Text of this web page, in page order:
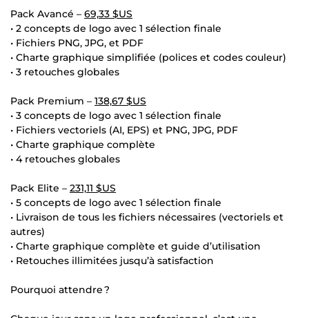
Pack Avancé – 69,33 $US
• 2 concepts de logo avec 1 sélection finale
• Fichiers PNG, JPG, et PDF
• Charte graphique simplifiée (polices et codes couleur)
• 3 retouches globales
Pack Premium – 138,67 $US
• 3 concepts de logo avec 1 sélection finale
• Fichiers vectoriels (AI, EPS) et PNG, JPG, PDF
• Charte graphique complète
• 4 retouches globales
Pack Elite – 231,11 $US
• 5 concepts de logo avec 1 sélection finale
• Livraison de tous les fichiers nécessaires (vectoriels et
autres)
• Charte graphique complète et guide d’utilisation
• Retouches illimitées jusqu’à satisfaction
Pourquoi attendre ?